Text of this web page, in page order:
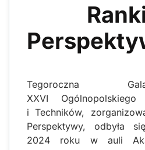
Tegoroczna
XXVI
i Techników,
Perspektywy, odbyła
2024 roku w auli